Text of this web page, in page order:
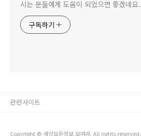
시는 분들에게 도움이 되었으면 좋겠네요.
구독하기
Copyright © 세상모든정보 모여라. All rights reserved.
관련사이트